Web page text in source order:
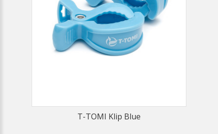
T-TOMI Klip Blue